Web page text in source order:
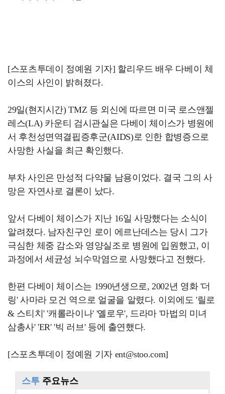
[스포츠투데이 정예원 기자] 할리우드 배우 다베이 체
이스의 사인이 밝혀졌다.
29일(현지시간) TMZ 등 외신에 따르면 미국 로스앤젤
레스(LA) 카운티 검시관실은 다베이 체이스가 병원에
서 후천성면역결핍증후군(AIDS)로 인한 합병증으로
사망한 사실을 최근 확인했다.
부차 사인은 만성적 다약물 남용이었다. 결국 그의 사
망은 자연사로 결론이 났다.
앞서 다베이 체이스가 지난 16일 사망했다는 소식이
알려졌다. 남자친구인 로이 에르난데스는 당시 그가
극심한 체중 감소와 영양실조로 병원에 입원했고, 이
과정에서 세균성 뇌수막염으로 사망했다고 전했다.
한편 다베이 체이스는 1990년생으로, 2002년 영화 '더
링' 사마라 모건 역으로 얼굴을 알렸다. 이외에도 '릴로
& 스티치' '캐롤라이나' '옐로우', 드라마 '마법의 미녀
삼총사' 'ER' '빅 러브' 등에 출연했다.
[스포츠투데이 정예원 기자 ent@stoo.com]
스투 주요뉴스